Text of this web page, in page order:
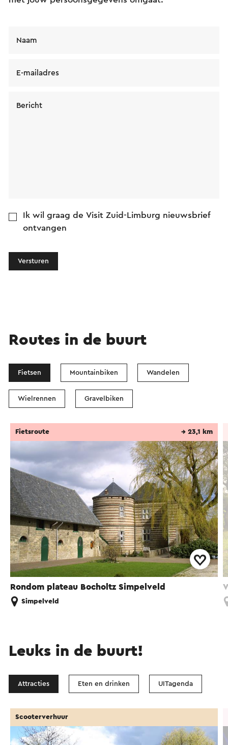
Naam
E-mailadres
Bericht
Ik wil graag de Visit Zuid-Limburg nieuwsbrief
ontvangen
Versturen
Routes in de buurt
Fietsen Mountainbiken Wandelen
Wielrennen Gravelbiken
Rondom plateau Bocholtz Simpelveld
Fietsroute → 23,1 km
Simpelveld
Leuks in de buurt!
Attracties Eten en drinken UITagenda
Scooterverhuur